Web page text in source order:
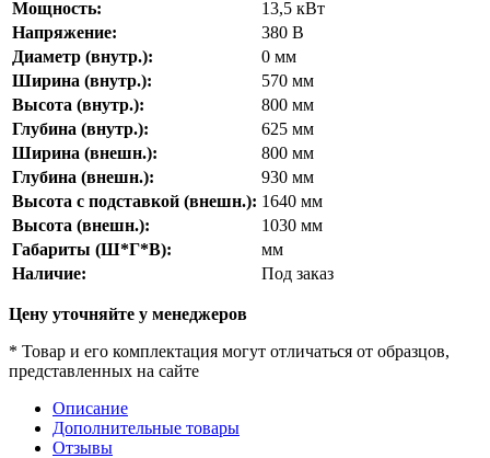
Мощность:
13,5 кВт
Напряжение:
380 В
Диаметр (внутр.):
0 мм
Ширина (внутр.):
570 мм
Высота (внутр.):
800 мм
Глубина (внутр.):
625 мм
Ширина (внешн.):
800 мм
Глубина (внешн.):
930 мм
Высота с подставкой (внешн.): 1640 мм
Высота (внешн.):
1030 мм
Габариты (Ш*Г*В):
мм
Наличие:
Под заказ
Цену уточняйте у менеджеров
* Товар и его комплектация могут отличаться от образцов,
представленных на сайте
Описание
Дополнительные товары
Отзывы